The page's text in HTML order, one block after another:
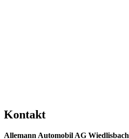
Kontakt
Allemann Automobil AG Wiedlisbach